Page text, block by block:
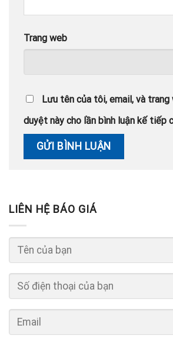
Trang web
Lưu tên của tôi, email, và
duyệt này cho lần bình luận kế tiếp
LIÊN HỆ BÁO GIÁ